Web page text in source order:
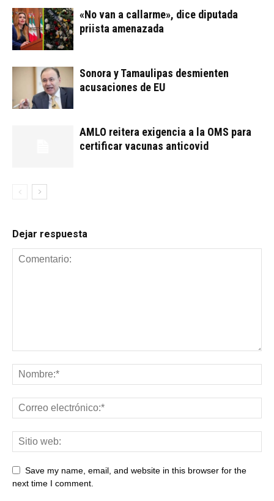
«No van a callarme», dice diputada
priista amenazada
Sonora y Tamaulipas desmienten
acusaciones de EU
AMLO reitera exigencia a la OMS para
certificar vacunas anticovid
Dejar respuesta
Save my name, email, and website in this browser for the
next time I comment.